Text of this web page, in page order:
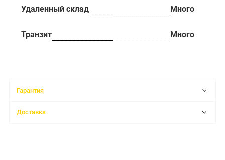
Удаленный склад Много
Транзит Много
Гарантия
Доставка